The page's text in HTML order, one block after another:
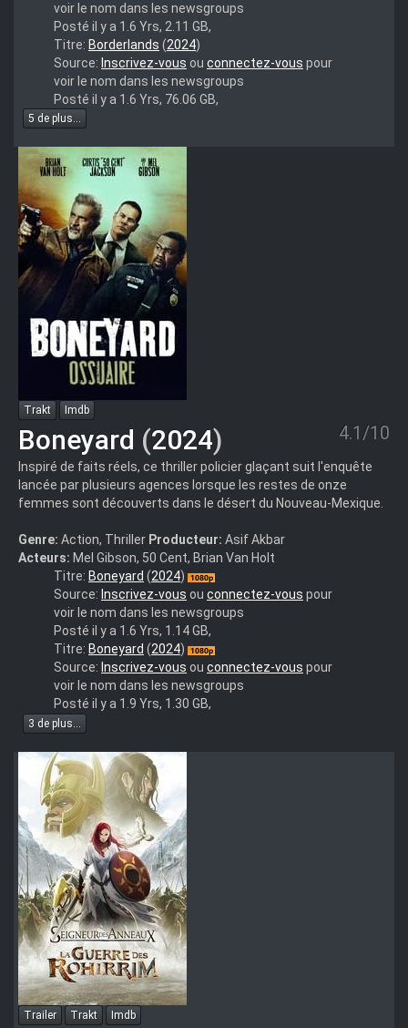
voir le nom dans les newsgroups
Posté il y a 1.6 Yrs, 2.11 GB,
borderlands.2024.multi.complete.uhd.bluray-
shinigamiuhd
Titre: Borderlands (2024)
Source: Inscrivez-vous ou connectez-vous pour
voir le nom dans les newsgroups
Posté il y a 1.6 Yrs, 76.06 GB,
5 de plus...
Trakt Imdb
Boneyard (2024) 4.1/10
Inspiré de faits réels, ce thriller policier glaçant suit l'enquête
lancée par plusieurs agences lorsque les restes de onze
femmes sont découverts dans le désert du Nouveau-Mexique.
Genre: Action, Thriller Producteur: Asif Akbar
Acteurs: Mel Gibson, 50 Cent, Brian Van Holt
Boneyard.2024.1080p.BluRay.DDP.5.1.10bit.H.265-
Titre: Boneyard (2024)
Source: Inscrivez-vous ou connectez-vous pour
voir le nom dans les newsgroups
Posté il y a 1.6 Yrs, 1.14 GB,
Boneyard.2024.1080p.WEBRip.DDP.5.1.8bit.H.265-
Titre: Boneyard (2024)
Source: Inscrivez-vous ou connectez-vous pour
voir le nom dans les newsgroups
Posté il y a 1.9 Yrs, 1.30 GB,
3 de plus...
Trailer Trakt Imdb